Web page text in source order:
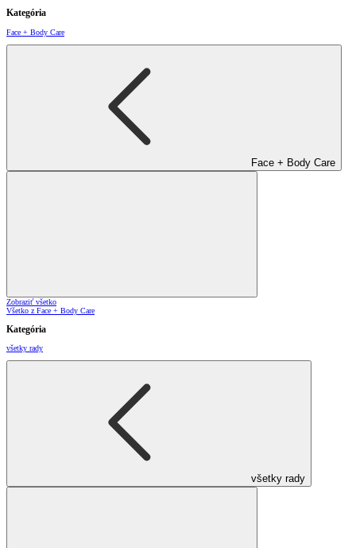
Kategória
Face + Body Care
Face + Body Care
Zobraziť všetko
Všetko z Face + Body Care
Kategória
všetky rady
všetky rady